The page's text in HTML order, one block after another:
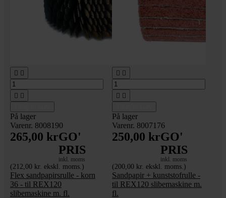
 
 
På lager
Varenr. 8008190
265,00 krGO'
PRIS
inkl. moms
(212,00 kr. ekskl. moms.)
Flex sandpapirsrulle - korn
36 - til REX120
slibemaskine m. fl.
 
 
På lager
Varenr. 8007176
250,00 krGO'
PRIS
inkl. moms
(200,00 kr. ekskl. moms.)
Sandpapir + kunststofrulle -
til REX120 slibemaskine m.
fl.